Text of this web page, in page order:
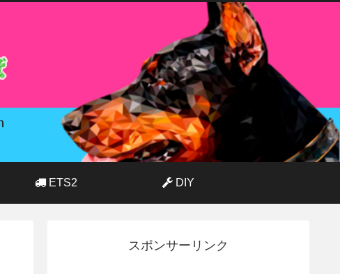
ETS2 DIY
スポンサーリンク